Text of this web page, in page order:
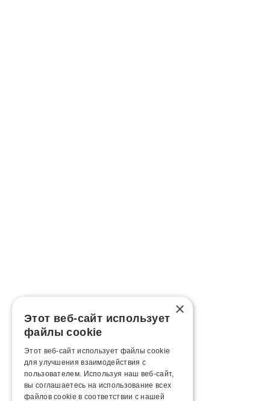
×
Этот веб-сайт использует
файлы cookie
Этот веб-сайт использует файлы cookie
для улучшения взаимодействия с
пользователем. Используя наш веб-сайт,
вы соглашаетесь на использование всех
файлов cookie в соответствии с нашей